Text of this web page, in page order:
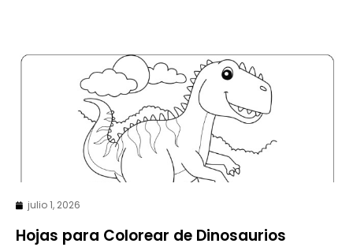
julio 1, 2026
Hojas para Colorear de Dinosaurios